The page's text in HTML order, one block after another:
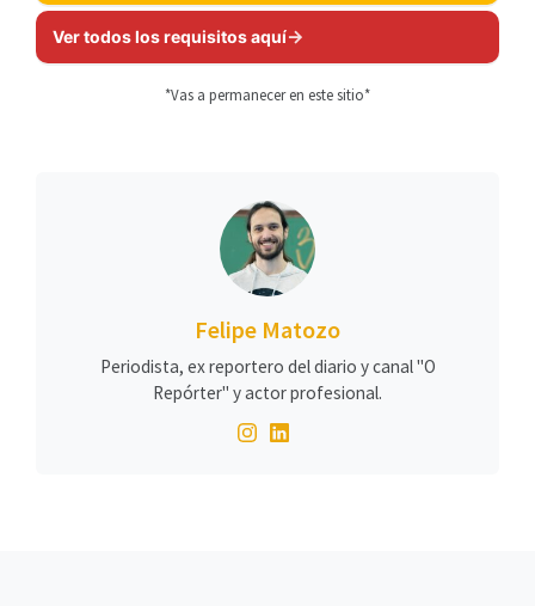
Ver todos los requisitos aquí
*Vas a permanecer en este sitio*
Felipe Matozo
Periodista, ex reportero del diario y canal "O
Repórter" y actor profesional.